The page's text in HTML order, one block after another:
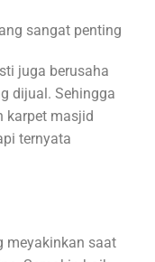
sangat penting
juga berusaha
dijual. Sehingga
karpet masjid
ternyata
meyakinkan saat